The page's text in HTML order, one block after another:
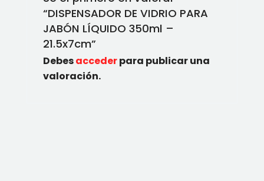
“DISPENSADOR DE VIDRIO PARA
JABÓN LÍQUIDO 350ml –
21.5x7cm”
Debesaccederpara publicar una
valoración.